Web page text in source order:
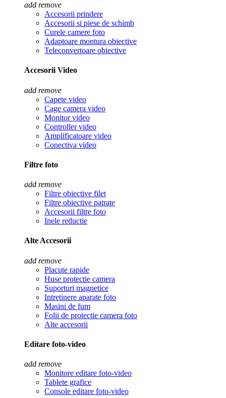
add remove
Accesorii prindere
Accesorii si piese de schimb
Curele camere foto
Adaptoare montura obiective
Teleconvertoare obiective
Accesorii Video
add remove
Capete video
Cage camera video
Monitor video
Controller video
Amplificatoare video
Conectiva video
Filtre foto
add remove
Filtre obiective filet
Filtre obiective patrate
Accesorii filtre foto
Inele reductie
Alte Accesorii
add remove
Placute rapide
Huse protectie camera
Suporturi magnetice
Intretinere aparate foto
Masini de fum
Folii de protectie camera foto
Alte accesorii
Editare foto-video
add remove
Monitore editare foto-video
Tablete grafice
Console editare foto-video